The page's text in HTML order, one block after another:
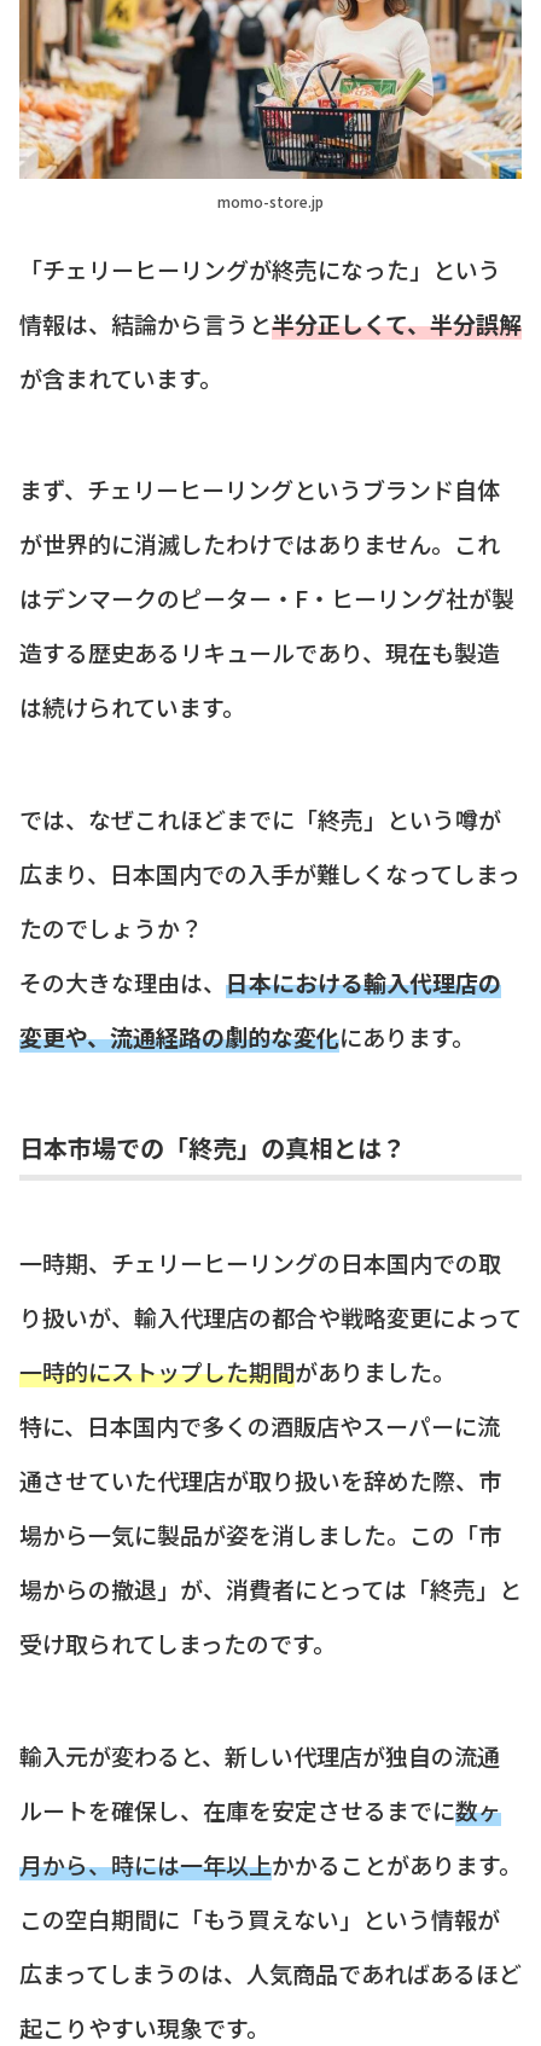
momo-store.jp
「チェリーヒーリングが終売になった」という
情報は、結論から言うと半分正しくて、半分誤解
が含まれています。
まず、チェリーヒーリングというブランド自体
が世界的に消滅したわけではありません。これ
はデンマークのピーター・F・ヒーリング社が製
造する歴史あるリキュールであり、現在も製造
は続けられています。
では、なぜこれほどまでに「終売」という噂が
広まり、日本国内での入手が難しくなってしまっ
たのでしょうか？
その大きな理由は、 日本における輸入代理店の
変更や、流通経路の劇的な変化にあります。
日本市場での「終売」の真相とは？
一時期、チェリーヒーリングの日本国内での取
り扱いが、輸入代理店の都合や戦略変更によって
一時的にストップした期間がありました。
特に、日本国内で多くの酒販店やスーパーに流
通させていた代理店が取り扱いを辞めた際、市
場から一気に製品が姿を消しました。この「市
場からの撤退」が、消費者にとっては「終売」と
受け取られてしまったのです。
輸入元が変わると、新しい代理店が独自の流通
ルートを確保し、在庫を安定させるまでに数ヶ
月から、時には一年以上かかることがあります。
この空白期間に「もう買えない」という情報が
広まってしまうのは、人気商品であればあるほど
起こりやすい現象です。